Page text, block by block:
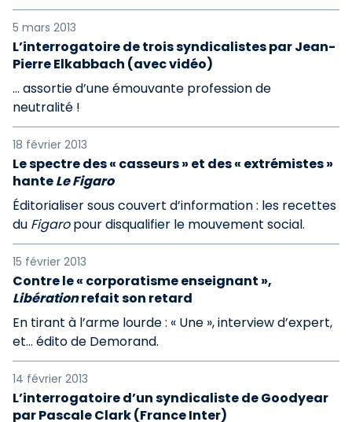
5 mars 2013
L’interrogatoire de trois syndicalistes par Jean-
Pierre Elkabbach (avec vidéo)
… assortie d’une émouvante profession de
neutralité !
18 février 2013
Le spectre des « casseurs » et des « extrémistes »
hanteLe Figaro
Éditorialiser sous couvert d’information : les recettes
du Figaropour disqualifier le mouvement social.
15 février 2013
Contre le « corporatisme enseignant »,
Libérationrefait son retard
En tirant à l’arme lourde : « Une », interview d’expert,
et… édito de Demorand.
14 février 2013
L’interrogatoire d’un syndicaliste de Goodyear
par Pascale Clark (France Inter)